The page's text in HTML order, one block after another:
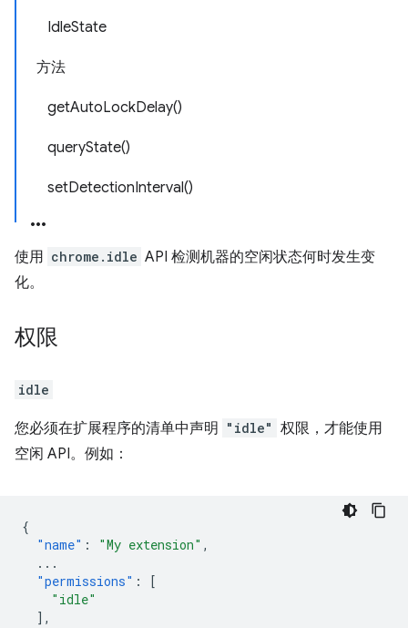
IdleState
方法
getAutoLockDelay()
queryState()
setDetectionInterval()
使用 chrome.idle API 检测机器的空闲状态何时发生变
化。
权限
idle
您必须在扩展程序的清单中声明 "idle" 权限，才能使用
空闲 API。例如：
{
"name" : "My extension" ,
...
"permissions" :
[
"idle"
],